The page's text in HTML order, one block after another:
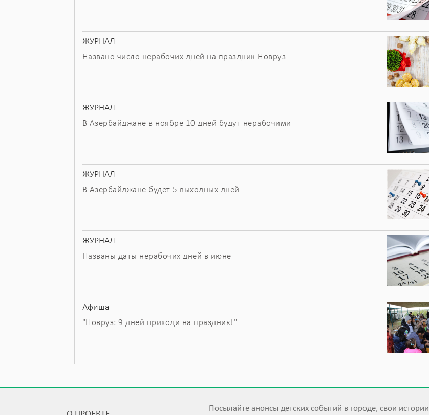
ЖУРНАЛ
Названо число нерабочих дней на праздник Новруз
ЖУРНАЛ
В Азербайджане в ноябре 10 дней будут нерабочими
ЖУРНАЛ
В Азербайджане будет 5 выходных дней
ЖУРНАЛ
Названы даты нерабочих дней в июне
Афиша
"Новруз: 9 дней приходи на праздник!"
Посылайте анонсы детских событий в городе, свои истории